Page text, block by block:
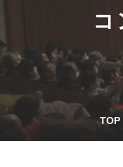
コ
TOP